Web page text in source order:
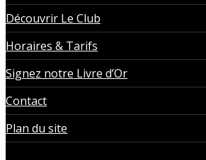
Découvrir Le Club
Horaires & Tarifs
Signez notre Livre d’Or
Contact
Plan du site